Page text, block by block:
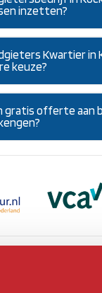
inzetten?
Kwartier in
keuze?
gratis offerte aan